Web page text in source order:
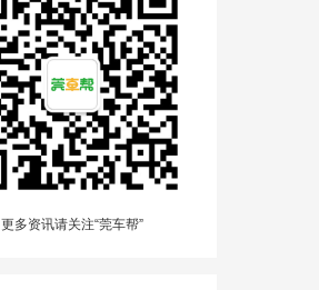
更多资讯请关注“莞车帮”